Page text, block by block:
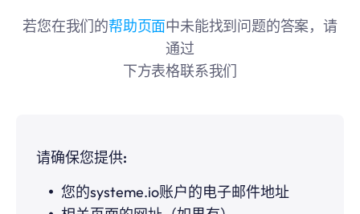
若您在我们的帮助页面中未能找到问题的答案，请
通过
下方表格联系我们
请确保您提供:
您的systeme.io账户的电子邮件地址